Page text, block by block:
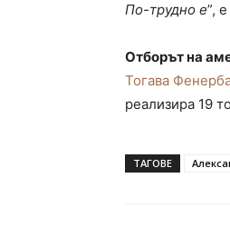
По-трудно е”,
Отборът на
Тогава
реализира 19
ТАГОВЕ